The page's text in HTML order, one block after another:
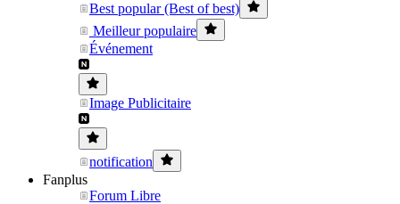
Best popular (Best of best)
Meilleur populaire
Événement
Image Publicitaire
notification
Fanplus
Forum Libre